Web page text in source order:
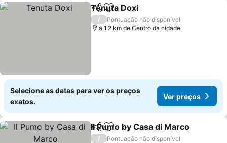
PartilharAdicionar aos favoritos
Tenuta Doxi
/
Pontuação não disponível
a 1.2 km de Centro da cidade
Selecione as datas para ver os preços
exatos.
Ver preços
PartilharAdicionar aos favoritos
Il Pumo by Casa di Marco
/
Pontuação não disponível